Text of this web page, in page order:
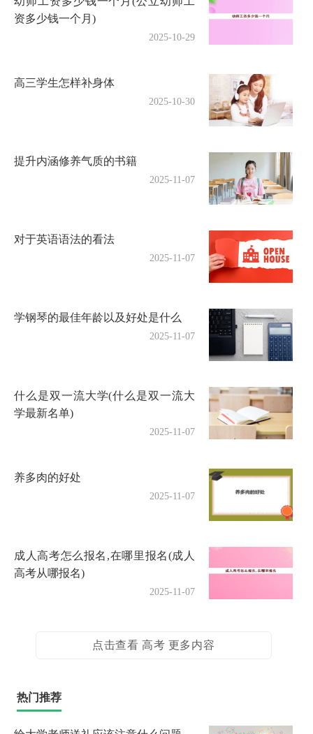
资多少钱一个月)
2025-10-29
高三学生怎样补身体
2025-10-30
提升内涵修养气质的书籍
2025-11-07
对于英语语法的看法
2025-11-07
学钢琴的最佳年龄以及好处是什么
2025-11-07
什么是双一流大学(什么是双一流大
学最新名单)
2025-11-07
养多肉的好处
2025-11-07
成人高考怎么报名,在哪里报名(成人
高考从哪报名)
2025-11-07
点击查看 高考 更多内容
热门推荐